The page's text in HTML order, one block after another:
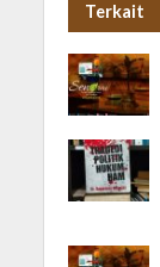
Terkait